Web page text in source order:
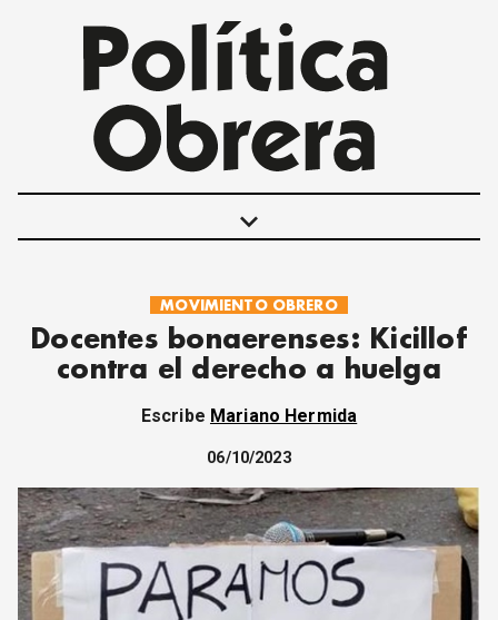
keyboard_arrow_down
POLÍTICAS
INTERNACIONALES
MOVIMIENTO OBRERO
ECONOMÍA
SOCIEDAD Y CULTURA
JUVENTUD
CORREO DE LECTORES
DEBATE
ARCHIVO
DECLARACIONES
MOVIMIENTO OBRERO
Docentes bonaerenses: Kicillof
contra el derecho a huelga
Escribe Mariano Hermida
06/10/2023